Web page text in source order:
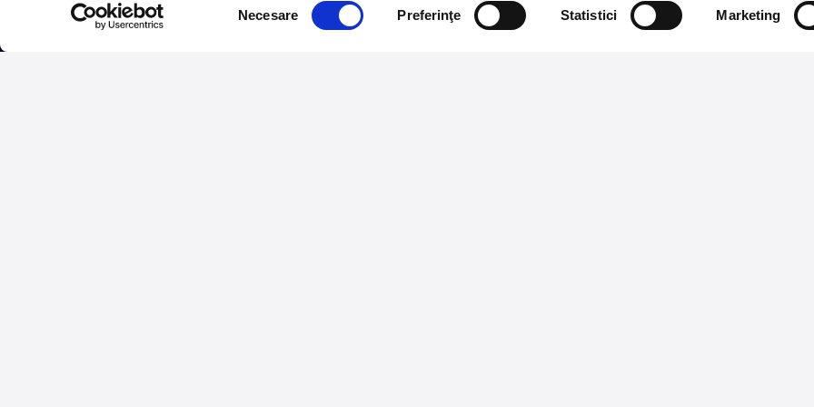
consimțământului
Necesare Preferinţe Statistici Marketing